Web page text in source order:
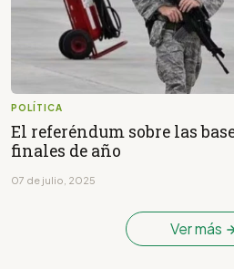
POLÍTICA
El referéndum sobre las
finales de año
07 de julio, 2025
Ver más